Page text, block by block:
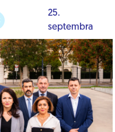
25.
septembra